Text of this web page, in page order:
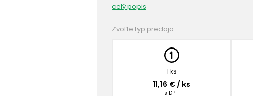
celý popis
Zvoľte typ predaja:
1 ks
11,16 € / ks
s DPH